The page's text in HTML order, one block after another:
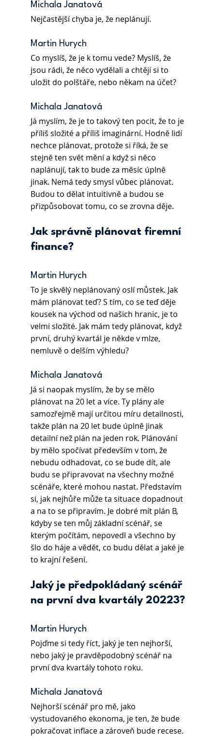
Michala Janatová
Nejčastější chyba je, že neplánují.
Martin Hurych
Co myslíš, že je k tomu vede? Myslíš, že
jsou rádi, že něco vydělali a chtějí si to
uložit do polštáře, nebo někam na účet?
Michala Janatová
Já myslím, že je to takový ten pocit, že to je
příliš složité a příliš imaginární. Hodně lidí
nechce plánovat, protože si říká, že se
stejně ten svět mění a když si něco
naplánují, tak to bude za měsíc úplně
jinak. Nemá tedy smysl vůbec plánovat.
Budou to dělat intuitivně a budou se
přizpůsobovat tomu, co se zrovna děje.
Jak správně plánovat firemní
finance?
Martin Hurych
To je skvělý neplánovaný oslí můstek. Jak
mám plánovat teď? S tím, co se teď děje
kousek na východ od našich hranic, je to
velmi složité. Jak mám tedy plánovat, když
první, druhý kvartál je někde v mlze,
nemluvě o delším výhledu?
Michala Janatová
Já si naopak myslím, že by se mělo
plánovat na 20 let a více. Ty plány ale
samozřejmě mají určitou míru detailnosti,
takže plán na 20 let bude úplně jinak
detailní než plán na jeden rok. Plánování
by mělo spočívat především v tom, že
nebudu odhadovat, co se bude dít, ale
budu se připravovat na všechny možné
scénáře, které mohou nastat. Představím
si, jak nejhůře může ta situace dopadnout
a na to se připravím. Je dobré mít plán B,
kdyby se ten můj základní scénář, se
kterým počítám, nepovedl a všechno by
šlo do háje a vědět, co budu dělat a jaké je
to krajní řešení.
Jaký je předpokládaný scénář
na první dva kvartály 20223?
Martin Hurych
Pojďme si tedy říct, jaký je ten nejhorší,
nebo jaký je pravděpodobný scénář na
první dva kvartály tohoto roku.
Michala Janatová
Nejhorší scénář pro mě, jako
vystudovaného ekonoma, je ten, že bude
pokračovat inflace a zároveň bude recese.